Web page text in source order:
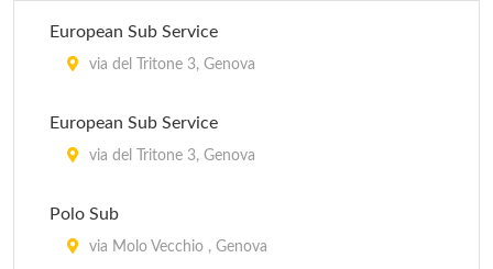
European Sub Service
via del Tritone 3, Genova
European Sub Service
via del Tritone 3, Genova
Polo Sub
via Molo Vecchio , Genova